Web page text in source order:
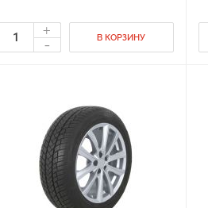
+
- В КОРЗИНУ